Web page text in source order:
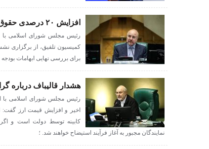
افزایش ۲۰ درصدی حقوق کارمندان باید اصلاح شود
برای بررسی نهایی ابهامات بودجه
هشدار قالیباف درباره
رئیس مجلس شورای اسلامی با
اخیر و افزایش قیمت ارز گفت:
کابینه توسط دولت است و
نمایندگان مجبور به آغاز فرآیند استیضاح خواهند شد. ؛